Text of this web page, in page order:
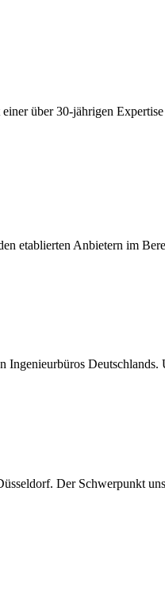
über 30-jährigen
etablierten Anbietern im
Der Schwerpunkt